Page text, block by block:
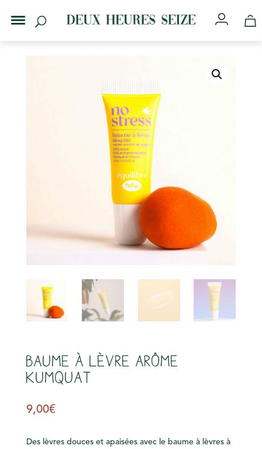
Baume à lèvre arôme
Kumquat
9,00€
Des lèvres douces et apaisées avec le baume à lèvres à